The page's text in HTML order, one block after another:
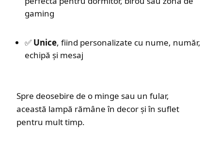
gaming
✅ Unice, fiind personalizate cu nume, număr,
echipă și mesaj
Spre deosebire de o minge sau un fular,
această lampă rămâne în decor și în suflet
pentru mult timp.